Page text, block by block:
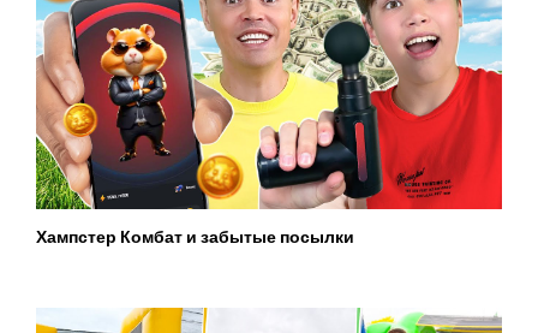
Хампстер Комбат и забытые посылки